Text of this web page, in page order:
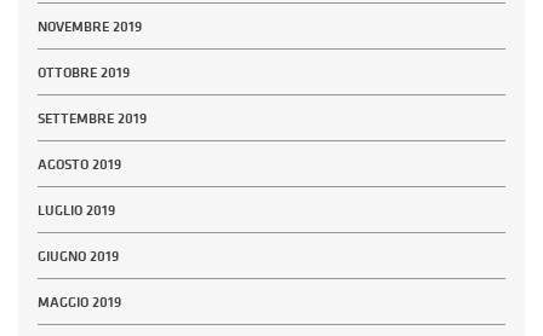
NOVEMBRE 2019
OTTOBRE 2019
SETTEMBRE 2019
AGOSTO 2019
LUGLIO 2019
GIUGNO 2019
MAGGIO 2019